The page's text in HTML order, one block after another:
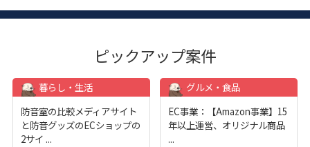
ピックアップ案件
暮らし・生活
防音室の比較メディアサイト
と防音グッズのECショップの
2サイ ...
グルメ・食品
EC事業：【Amazon事業】15
年以上運営、オリジナル商品
...